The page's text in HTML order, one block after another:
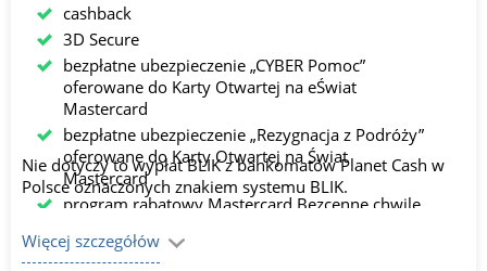
cashback
3D Secure
bezpłatne ubezpieczenie „CYBER Pomoc”
oferowane do Karty Otwartej na eŚwiat
Mastercard
bezpłatne ubezpieczenie „Rezygnacja z Podróży”
oferowane do Karty Otwartej na Świat
Mastercard
program rabatowy Mastercard Bezcenne chwile
Nie dotyczy to wypłat BLIK z bankomatów Planet Cash w
Polsce oznaczonych znakiem systemu BLIK.
Więcej szczegółów